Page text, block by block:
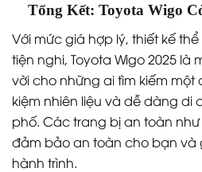
Tổng Kết: Toyota Wigo
Với mức giá hợp lý, thiết kế
tiện nghi, Toyota Wigo 2025 là
vời cho những ai tìm kiếm một
kiệm nhiên liệu và dễ dàng di
phố. Các trang bị an toàn như
đảm bảo an toàn cho bạn và
hành trình.